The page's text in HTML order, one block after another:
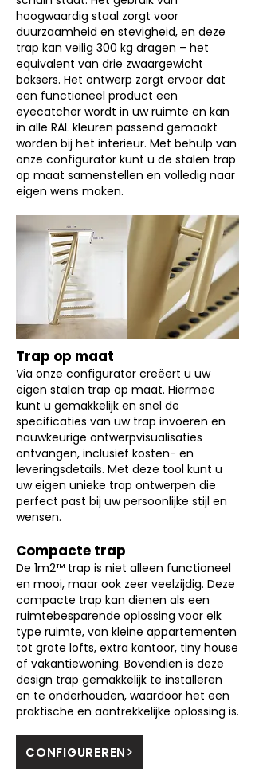
hoogwaardig staal zorgt voor
duurzaamheid en stevigheid, en deze
trap kan veilig 300 kg dragen – het
equivalent van drie zwaargewicht
boksers. Het ontwerp zorgt ervoor dat
een functioneel product een
eyecatcher wordt in uw ruimte en kan
in alle RAL kleuren passend gemaakt
worden bij het interieur. Met behulp van
onze configurator kunt u de stalen trap
op maat samenstellen en volledig naar
eigen wens maken.
Trap op maat
Via onze configurator creëert u uw
eigen stalen trap op maat. Hiermee
kunt u gemakkelijk en snel de
specificaties van uw trap invoeren en
nauwkeurige ontwerpvisualisaties
ontvangen, inclusief kosten- en
leveringsdetails. Met deze tool kunt u
uw eigen unieke trap ontwerpen die
perfect past bij uw persoonlijke stijl en
wensen.
Compacte trap
De 1m2™ trap is niet alleen functioneel
en mooi, maar ook zeer veelzijdig. Deze
compacte trap kan dienen als een
ruimtebesparende oplossing voor elk
type ruimte, van kleine appartementen
tot grote lofts, extra kantoor, tiny house
of vakantiewoning. Bovendien is deze
design trap gemakkelijk te installeren
en te onderhouden, waardoor het een
praktische en aantrekkelijke oplossing is.
CONFIGUREREN